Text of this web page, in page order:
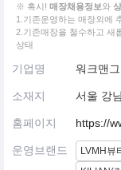
※ 혹시! 매장채용정보와
1.기존운영하는 매장외에
2.기존매장을 철수하고 새
상태
기업명 워크맨
소재지 서울 강
홈페이지 https://
운영브랜드 LVMH뷰